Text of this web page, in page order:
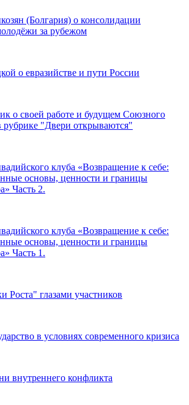
(Болгария) о консолидации
за рубежом
о евразийстве и пути России
о своей работе и будущем Союзного
рубрике "Двери открываются"
клуба «Возвращение к себе:
основы, ценности и границы
Часть 2.
клуба «Возвращение к себе:
основы, ценности и границы
Часть 1.
Роста" глазами участников
в условиях современного кризиса
внутреннего конфликта